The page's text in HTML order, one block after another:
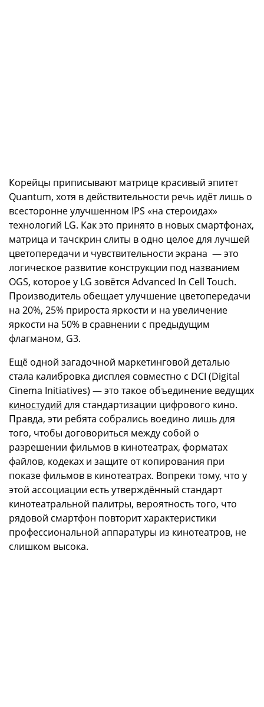
Корейцы приписывают матрице красивый эпитет
Quantum, хотя в действительности речь идёт лишь о
всесторонне улучшенном IPS «на стероидах»
технологий LG. Как это принято в новых смартфонах,
матрица и тачскрин слиты в одно целое для лучшей
цветопередачи и чувствительности экрана — это
логическое развитие конструкции под названием
OGS, которое у LG зовётся Advanced In Cell Touch.
Производитель обещает улучшение цветопередачи
на 20%, 25% прироста яркости и на увеличение
яркости на 50% в сравнении с предыдущим
флагманом, G3.
Ещё одной загадочной маркетинговой деталью
стала калибровка дисплея совместно с DCI (Digital
Cinema Initiatives) — это такое объединение ведущих
киностудий для стандартизации цифрового кино.
Правда, эти ребята собрались воедино лишь для
того, чтобы договориться между собой о
разрешении фильмов в кинотеатрах, форматах
файлов, кодеках и защите от копирования при
показе фильмов в кинотеатрах. Вопреки тому, что у
этой ассоциации есть утверждённый стандарт
кинотеатральной палитры, вероятность того, что
рядовой смартфон повторит характеристики
профессиональной аппаратуры из кинотеатров, не
слишком высока.